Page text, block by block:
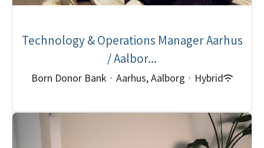
Technology & Operations Manager Aarhus
/ Aalbor...
Born Donor Bank · Aarhus, Aalborg · Hybrid